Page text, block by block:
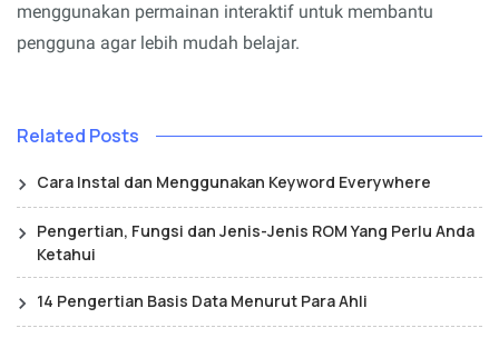
menggunakan permainan interaktif untuk membantu
pengguna agar lebih mudah belajar.
Related Posts
Cara Instal dan Menggunakan Keyword Everywhere
Pengertian, Fungsi dan Jenis-Jenis ROM Yang Perlu Anda
Ketahui
14 Pengertian Basis Data Menurut Para Ahli